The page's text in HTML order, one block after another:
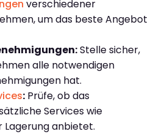
verschiedener
um das beste Angebot
Stelle sicher,
alle notwendigen
hat.
: Prüfe, ob das
Services wie
anbietet.